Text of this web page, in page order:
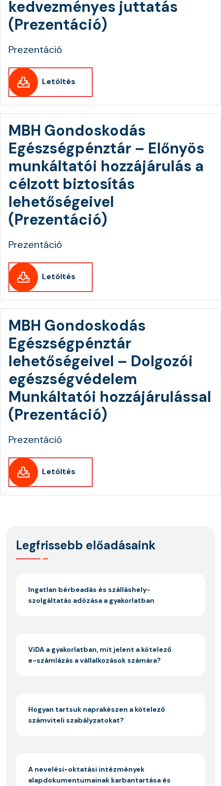
kedvezményes juttatás
(Prezentáció)
Prezentáció
Letöltés
MBH Gondoskodás
Egészségpénztár – Előnyös
munkáltatói hozzájárulás a
célzott biztosítás
lehetőségeivel
(Prezentáció)
Prezentáció
Letöltés
MBH Gondoskodás
Egészségpénztár
lehetőségeivel – Dolgozói
egészségvédelem
Munkáltatói hozzájárulással
(Prezentáció)
Prezentáció
Letöltés
Legfrissebb előadásaink
Ingatlan bérbeadás és szálláshely-
szolgáltatás adózása a gyakorlatban
ViDA a gyakorlatban, mit jelent a kötelező
e-számlázás a vállalkozások számára?
Hogyan tartsuk naprakészen a kötelező
számviteli szabályzatokat?
A nevelési-oktatási intézmények
alapdokumentumainak karbantartása és